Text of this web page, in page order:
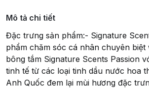
Mô tả chi tiết
Đặc trưng sản phẩm:- Signature
phẩm chăm sóc cá nhân chuyên biệt
bông tắm Signature Scents Passion
tinh tế từ các loại tinh dầu nước hoa
Anh Quốc đem lại mùi hương đặc